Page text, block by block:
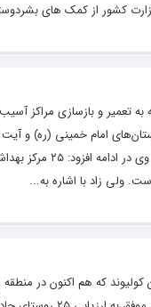
کشور از کمک های
تعمیر و بازسازی مراکز
خوی، متاسفانه بیمارستان‌های امام
دیده‌اند که طبق بررسی‌های به‌عمل آمده
که هم اکنون در